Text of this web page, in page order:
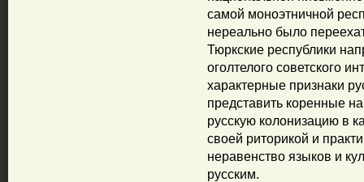
самой моноэтничной
нереально было
Тюркские республики
оголтелого советского
характерные признаки
представить коренные
русскую колонизацию в
своей риторикой и
неравенство языков и
русским.